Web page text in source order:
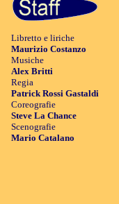
Libretto e liriche
Maurizio Costanzo
Musiche
Alex Britti
Regia
Patrick Rossi Gastaldi
Coreografie
Steve La Chance
Scenografie
Mario Catalano